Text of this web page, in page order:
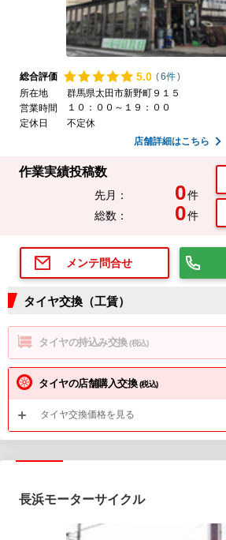
総合評価 5.0 (6件)
所在地
群馬県太田市新野町９１５
営業時間
１０：００～１９：００
定休日
不定休
店舗詳細はこちら
作業実績投稿数
先月： 0件
総数：
0件
メンテ問合せ
タイヤ交換（工賃）
タイヤの持込み交換(税込)
タイヤの店舗購入交換(税込)
タイヤ交換価格を見る
長浜モーターサイクル